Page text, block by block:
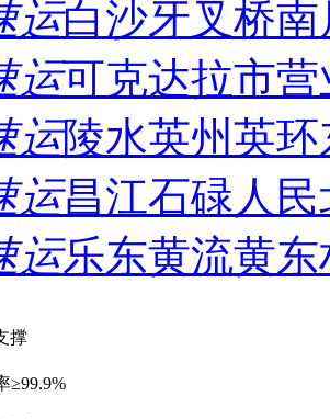
运白沙牙叉桥
运可克达拉市营
运陵水英州英
运昌江石碌人
运乐东黄流黄
撑
≥99.9%